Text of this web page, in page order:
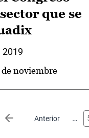
que se
2019
noviembre
Anterior
Página anterior …